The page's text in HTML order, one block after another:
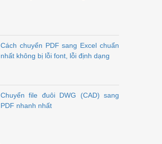
Cách chuyển PDF sang Excel chuẩn
nhất không bị lỗi font, lỗi định dạng
Chuyển file đuôi DWG (CAD) sang
PDF nhanh nhất